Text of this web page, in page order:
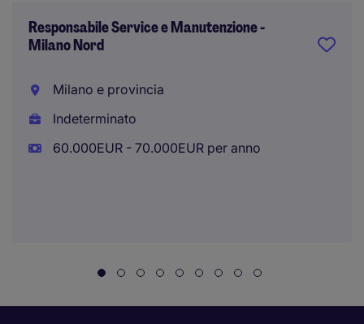
Responsabile Service e Manutenzione -
Milano Nord
Milano e provincia
Indeterminato
60.000EUR - 70.000EUR per anno